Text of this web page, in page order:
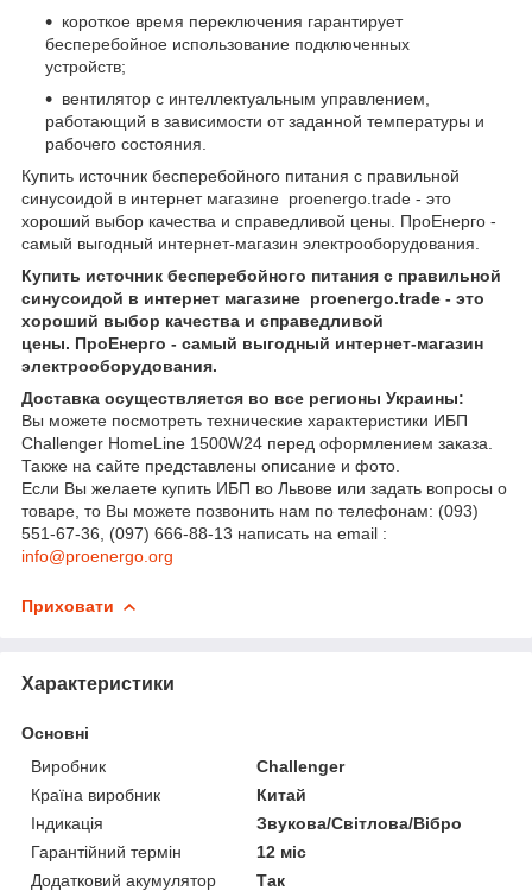
короткое время переключения гарантирует
бесперебойное использование подключенных
устройств;
вентилятор с интеллектуальным управлением,
работающий в зависимости от заданной температуры и
рабочего состояния.
Купить источник бесперебойного питания с правильной
синусоидой в интернет магазине proenergo.trade - это
хороший выбор качества и справедливой цены. ПроЕнерго -
самый выгодный интернет-магазин электрооборудования.
Купить источник бесперебойного питания с правильной
синусоидой в интернет магазине proenergo.trade - это
хороший выбор качества и справедливой
цены. ПроЕнерго - самый выгодный интернет-магазин
электрооборудования.
Доставка осуществляется во все регионы Украины:
Вы можете посмотреть технические характеристики ИБП
Challenger HomeLine 1500W24 перед оформлением заказа.
Также на сайте представлены описание и фото.
Если Вы желаете купить ИБП во Львове или задать вопросы о
товаре, то Вы можете позвонить нам по телефонам: (093)
551-67-36, (097) 666-88-13 написать на email :
info@proenergo.org
Приховати
Характеристики
Основні
Виробник
Challenger
Країна виробник
Китай
Індикація
Звукова/Світлова/Вібро
Гарантійний термін
12 міс
Додатковий акумулятор
Так